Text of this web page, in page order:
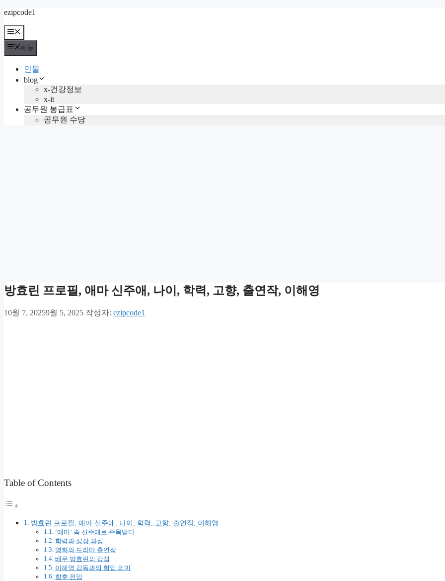
컨
츠
로
건
ezipcode1
메
뉴
메뉴
인물
blog
x-건강정보
x-it
공무원 봉급표
공무원 수당
방효린 프로필, 애마 신주애, 나이, 학력, 고향, 출연작, 이해영
10월 7, 20259월 5, 2025 작성자: ezipcode1
Table of Contents
방효린 프로필, 애마 신주애, 나이, 학력, 고향, 출연작, 이해영
‘애마’ 속 신주애로 주목받다
학력과 성장 과정
영화와 드라마 출연작
배우 방효린의 강점
이해영 감독과의 협업 의미
향후 전망